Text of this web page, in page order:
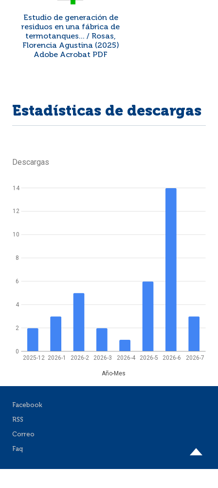
Estudio de generación de
residuos en una fábrica de
termotanques... / Rosas,
Florencia Agustina (2025)
Adobe Acrobat PDF
Estadísticas de descargas
Descargas
2025-12 2026-1 2026-2 2026-3 2026-4 2026-5 2026-6 2026-7
Año-Mes
0
2
4
6
8
10
12
14
Facebook
RSS
Correo
Faq